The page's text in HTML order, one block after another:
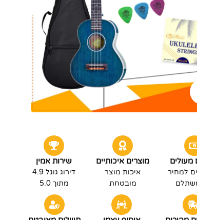
לחץ להגדלה
מעולים
למחיר
מוצרים איכותיים
איכות מוצר
מובטחת
שירות אמין
דירוג גוגל 4.9
מתוך 5.0